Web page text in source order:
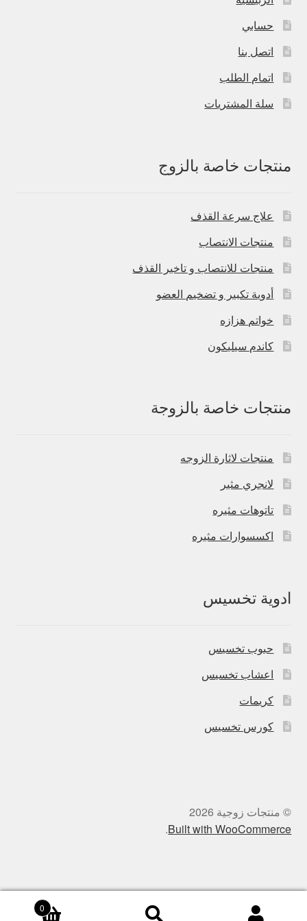
حسابي
اتصل بنا
اتمام الطلب
سلة المشتريات
منتجات خاصة بالزوج
علاج سرعة القذف
منتجات الانتصاب
منتجات للانتصاب و تاخير القذف
أدوية تكبير و تضخيم العضو
خواتم هزازه
كاندم سيليكون
منتجات خاصة بالزوجة
منتجات لاثارة الزوجه
لانجري مثير
تاتوهات مثيره
اكسسوارات مثيره
ادوية تخسيس
حبوب تخسيس
اعشاب تخسيس
كريمات
كورس تخسيس
© منتجات زوجية 2026
Built with WooCommerce
.
0